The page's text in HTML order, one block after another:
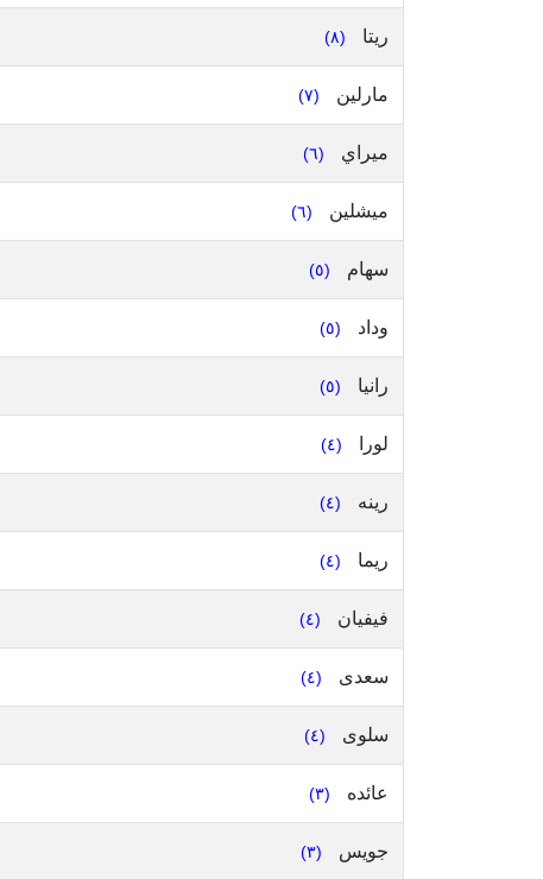
ريتا (٨)
مارلين (٧)
ميراي (٦)
ميشلين (٦)
سهام (٥)
وداد (٥)
رانيا (٥)
لورا (٤)
رينه (٤)
ريما (٤)
فيفيان (٤)
سعدى (٤)
سلوى (٤)
عائده (٣)
جويس (٣)